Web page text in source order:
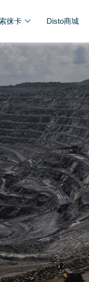
徕卡 Disto商城